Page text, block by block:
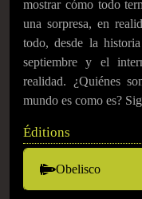
mostrar cómo todo
una sorpresa, en
todo, desde la
septiembre y el
realidad. ¿Quiénes
mundo es como es?
Éditions
Obelisco